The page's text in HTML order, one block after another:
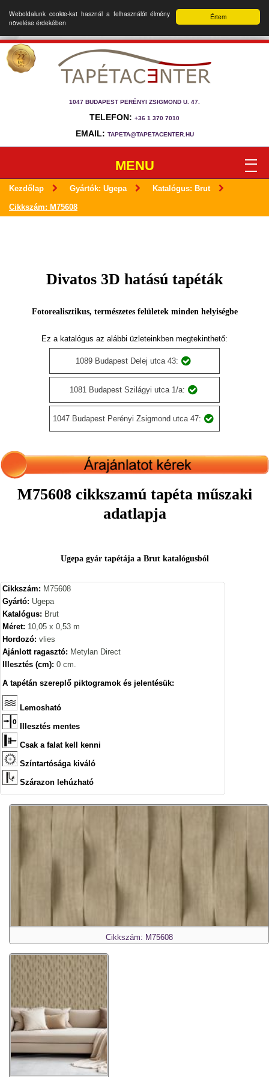
Értem
Weboldalunk cookie-kat használ a felhasználói élmény
növelése érdekében
1047 BUDAPEST PERÉNYI ZSIGMOND U. 47.
TELEFON: +36 1 370 7010
EMAIL: TAPETA@TAPETACENTER.HU
MENU
Kezdőlap Gyártók: Ugepa Katalógus: Brut
Cikkszám: M75608
Divatos 3D hatású tapéták
Fotorealisztikus, természetes felületek minden helyiségbe
Ez a katalógus az alábbi üzleteinkben megtekinthető:
1089 Budapest Delej utca 43:
1081 Budapest Szilágyi utca 1/a:
1047 Budapest Perényi Zsigmond utca 47:
M75608 cikkszamú tapéta műszaki
adatlapja
Ugepa gyár tapétája a Brut katalógusból
Cikkszám: M75608
Gyártó: Ugepa
Katalógus: Brut
Méret: 10,05 x 0,53 m
Hordozó: vlies
Ajánlott ragasztó: Metylan Direct
Illesztés (cm): 0 cm.
A tapétán szereplő piktogramok és jelentésük:
Lemosható
Illesztés mentes
Csak a falat kell kenni
Színtartósága kiváló
Szárazon lehúzható
Cikkszám: M75608